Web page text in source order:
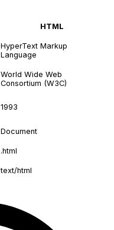
HTML
HyperText Markup
Language
World Wide Web
Consortium (W3C)
1993
Document
.html
text/html